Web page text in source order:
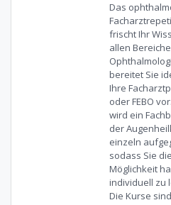
Das
frischt Ihr
allen
bereitet Sie
Ihre
oder FEBO
wird ein
der
einzeln
sodass Sie die
Möglichkeit
individuell zu
Die Kurse